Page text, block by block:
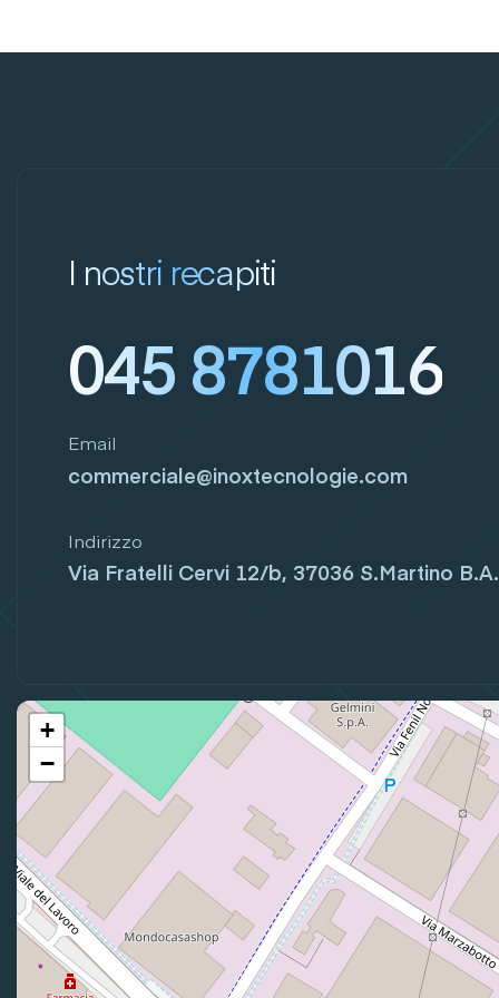
I nostri recapiti
045 8781016
Email
commerciale@inoxtecnologie.com
Indirizzo
Via Fratelli Cervi 12/b, 37036 S.Martino B.A.
+
−